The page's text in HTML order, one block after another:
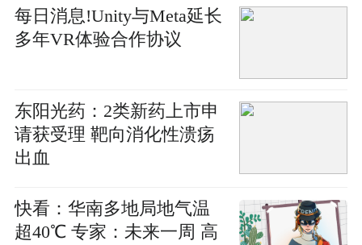
每日消息!Unity与Meta延长
多年VR体验合作协议
东阳光药：2类新药上市申
请获受理 靶向消化性溃疡
出血
快看：华南多地局地气温
超40℃ 专家：未来一周 高